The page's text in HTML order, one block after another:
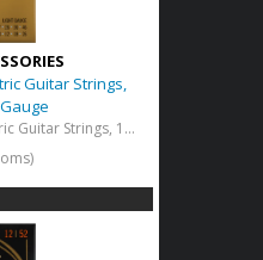
Guitar Strings,
Brite Wire Electric Guitar Strings, 12-String Light Gauge